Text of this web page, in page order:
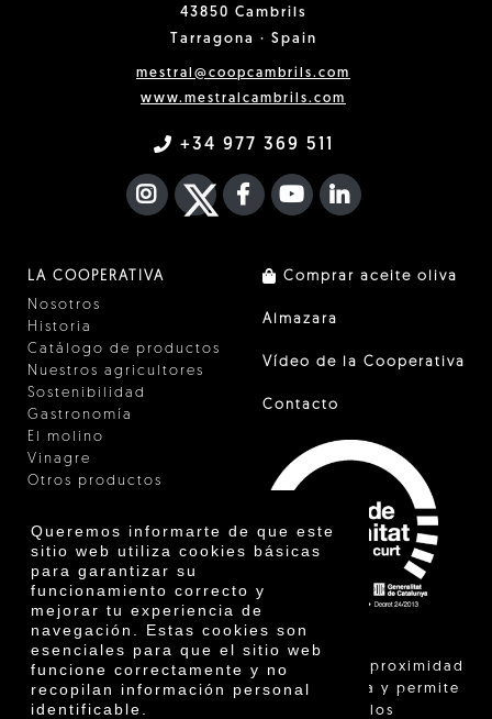
Queremos informarte de que este
sitio web utiliza cookies básicas
para garantizar su
funcionamiento correcto y
mejorar tu experiencia de
navegación. Estas cookies son
esenciales para que el sitio web
funcione correctamente y no
recopilan información personal
identificable.
43850 Cambrils
Tarragona · Spain
mestral@coopcambrils.com
www.mestralcambrils.com
+34 977 369 511
INSTAGRAM
TWITTER
FACEBOOK F
YOUTUBEFA LINKEDIN
LA COOPERATIVA
Nosotros
Historia
Catálogo de productos
Nuestros agricultores
Sostenibilidad
Gastronomía
El molino
Vinagre
Otros productos
Premios
Innovación
Comprar aceite oliva
Almazara
Vídeo de la Cooperativa
Contacto
"La venta de proximidad
está regulada y permite
identificar a los